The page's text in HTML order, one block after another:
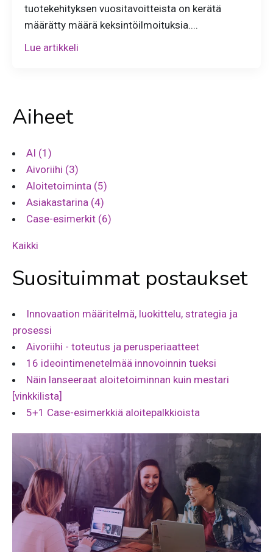
tuotekehityksen vuositavoitteista on kerätä
määrätty määrä keksintöilmoituksia....
Lue artikkeli
Aiheet
AI (1)
Aivoriihi (3)
Aloitetoiminta (5)
Asiakastarina (4)
Case-esimerkit (6)
Kaikki
Suosituimmat postaukset
Innovaation määritelmä, luokittelu, strategia ja
prosessi
Aivoriihi - toteutus ja perusperiaatteet
16 ideointimenetelmää innovoinnin tueksi
Näin lanseeraat aloitetoiminnan kuin mestari
[vinkkilista]
5+1 Case-esimerkkiä aloitepalkkioista